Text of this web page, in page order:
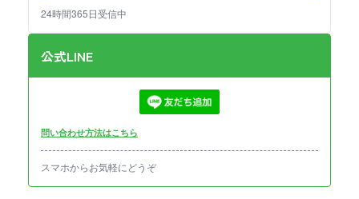
24時間365日受信中
公式LINE
問い合わせ方法はこちら
スマホからお気軽にどうぞ